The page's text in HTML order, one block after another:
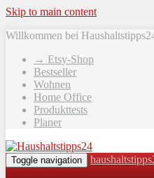
Skip to main content
Willkommen bei
→ Etsy-Shop
Bestseller
Wohnen
Home Office
Produkttests
Planer
Toggle navigation